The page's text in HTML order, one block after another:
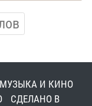
МУЗЫКА И КИНО
СДЕЛАНО В